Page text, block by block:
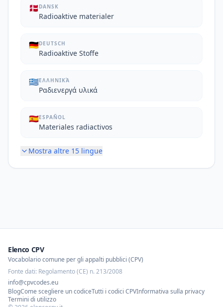
🇩🇰 DANSK
Radioaktive materialer
🇩🇪DEUTSCH
Radioaktive Stoffe
🇬🇷ΕΛΛΗΝΙΚΆ
Ραδιενεργά υλικά
🇪🇸ESPAÑOL
Materiales radiactivos
Mostra altre 15 lingue
Elenco CPV
Vocabolario comune per gli appalti pubblici (CPV)
Fonte dati: Regolamento (CE) n. 213/2008
info@cpvcodes.eu
BlogCome scegliere un codiceTutti i codici CPVInformativa sulla privacy
Termini di utilizzo